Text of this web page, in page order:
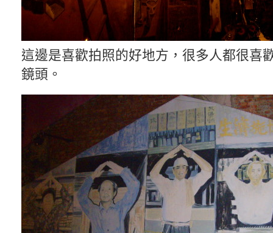
這邊是喜歡拍照的好地方，很多人都很喜
鏡頭。